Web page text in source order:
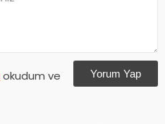
okudum ve
Yorum Yap